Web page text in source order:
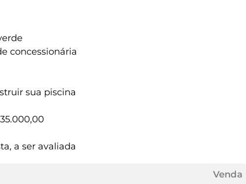
concessionária
sua piscina
a ser avaliada
Venda